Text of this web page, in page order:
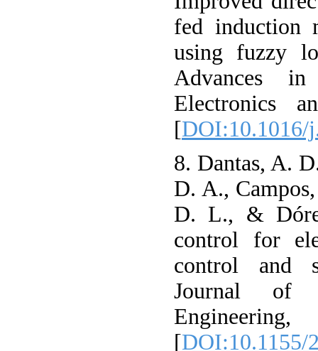
fed induction
using fuzzy
Advances in
Electronics
[DOI:10.1016/
8. Dantas, A.
D. A.,
D. L., &
control for
control and
Journal of
[DOI:10.1155/